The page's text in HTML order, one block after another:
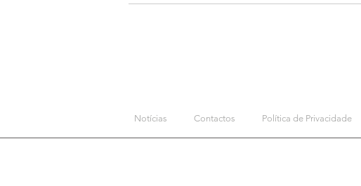
Notícias Contactos Política de Privacidade